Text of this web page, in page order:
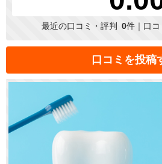
最近の口コミ・評判 0件｜口コ
口コミを投稿